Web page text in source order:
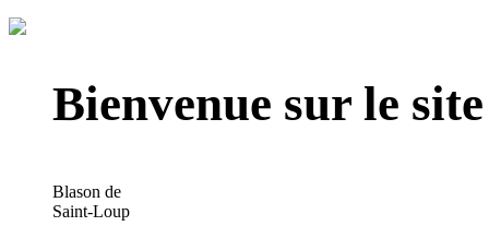
Bienvenue sur le
Blason de
Saint-Loup